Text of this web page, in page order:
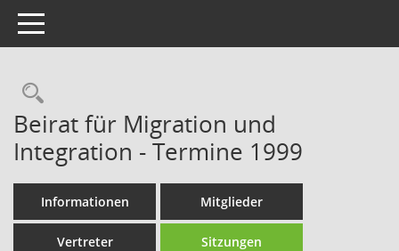
Toggle navigation
Rechercheauswahl
Beirat für Migration und
Integration - Termine 1999
Informationen Mitglieder
Vertreter Sitzungen